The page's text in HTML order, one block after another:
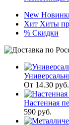
New
Хит Хиты
% Скидки
От 14.30 руб.
Настенная
590 руб.